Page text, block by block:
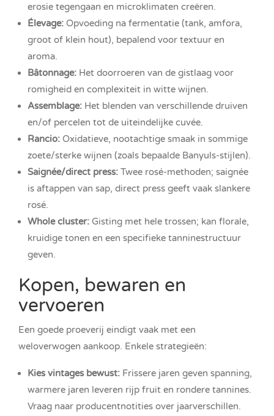
erosie tegengaan en microklimaten creëren.
Élevage: Opvoeding na fermentatie (tank, amfora,
groot of klein hout), bepalend voor textuur en
aroma.
Bâtonnage: Het doorroeren van de gistlaag voor
romigheid en complexiteit in witte wijnen.
Assemblage: Het blenden van verschillende druiven
en/of percelen tot de uiteindelijke cuvée.
Rancio: Oxidatieve, nootachtige smaak in sommige
zoete/sterke wijnen (zoals bepaalde Banyuls-stijlen).
Saignée/direct press: Twee rosé-methoden; saignée
is aftappen van sap, direct press geeft vaak slankere
rosé.
Whole cluster: Gisting met hele trossen; kan florale,
kruidige tonen en een specifieke tanninestructuur
geven.
Kopen, bewaren en
vervoeren
Een goede proeverij eindigt vaak met een
weloverwogen aankoop. Enkele strategieën:
Kies vintages bewust: Frissere jaren geven spanning,
warmere jaren leveren rijp fruit en rondere tannines.
Vraag naar producentnotities over jaarverschillen.